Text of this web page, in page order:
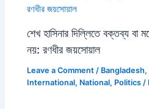
শেখ হাসিনার দিল্লিতে বক্তব্য বা
নয়: রণধীর জয়সোয়াল
Leave a Comment / Bangladesh,
International, National, Politics /